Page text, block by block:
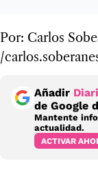
Por: Carlos
/
Añadir
de Google
Mantente
actualidad.
ACTIVAR